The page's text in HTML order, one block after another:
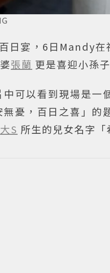
日宴，6日Mandy在
張蘭 更是喜迎小孫子
可以看到現場是一
憂，百日之喜」的
大S 所生的兒女名字「